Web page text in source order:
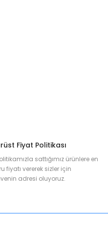
Fiyat Politikası
sattığımız ürünlere en
fiyatı vererek sizler için
adresi oluyoruz.